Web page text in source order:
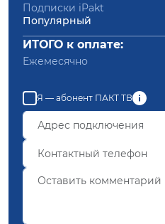
Подписки iPakt
Популярный
ИТОГО к оплате:
Ежемесячно
Я — абонент ПАКТ ТВ